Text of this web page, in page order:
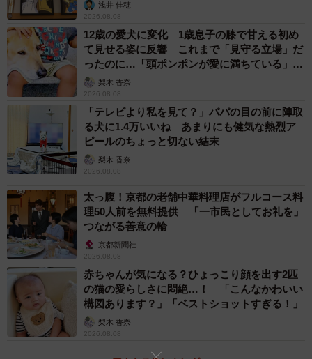
「メーカーズマークの注ぎ方が男らしすぎて惚れそうで
す」
「その手があったか！！」
「私も最近ヤりますね。夜の大人のマック」
大人のハッピーセット pic.twitter.com/LfgVj5gLaX
— でんか (@K_theHermit)April 9, 2024
スプライトやコーヒーに、スコッチやアイリッシ
ュを入れるのもオススメ
さらに、この投稿の翌日、でんかさんは「２日連続マック
が許されるのが大人」と、再び写真を投稿。
浅井 佳穂
2026.08.08
12歳の愛犬に変化 1歳息子の膝で甘える初め
て見せる姿に反響 これまで「見守る立場」だ
ったのに…「頭ポンポンが愛に満ちている」
「尊…」
梨木 香奈
2026.08.08
「テレビより私を見て？」パパの目の前に陣取
る犬に1.4万いいね あまりにも健気な熱烈ア
ピールのちょっと切ない結末
梨木 香奈
2026.08.08
太っ腹！京都の老舗中華料理店がフルコース料
理50人前を無料提供 「一市民としてお礼を」
つながる善意の輪
京都新聞社
2026.08.08
赤ちゃんが気になる？ひょっこり顔を出す2匹
の猫の愛らしさに悶絶…！ 「こんなかわいい
構図あります？」「ベストショットすぎる！」
梨木 香奈
2026.08.08